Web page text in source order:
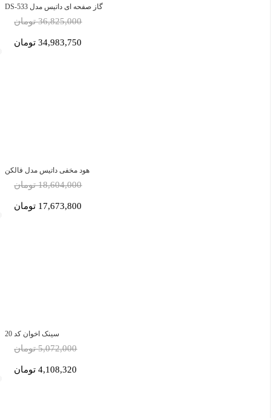
گاز صفحه ای داتیس مدل DS-533
36,825,000 تومان
34,983,750 تومان
هود مخفی داتیس مدل فالکن
18,604,000 تومان
17,673,800 تومان
سینک اخوان کد 20
5,072,000 تومان
4,108,320 تومان